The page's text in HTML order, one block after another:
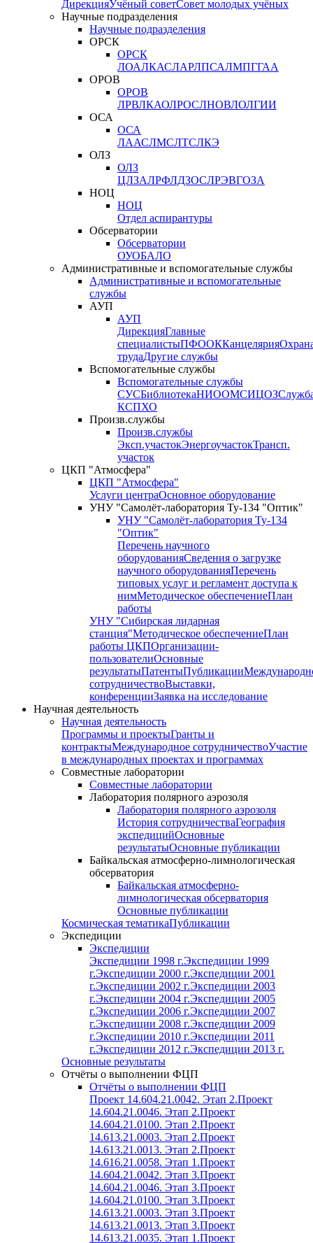
ДирекцияУчёный советСовет молодых учёных
Научные подразделения
Научные подразделения
ОРСК
ОРСК
ЛОАЛКАСЛАРЛПСАЛМПГГАА
ОРОВ
ОРОВ
ЛРВЛКАОЛРОСЛНОВЛОЛГИИ
ОСА
ОСА
ЛААСЛМСЛТСЛКЭ
ОЛЗ
ОЛЗ
ЦЛЗАЛРФЛДЗОСЛРЭВГОЗА
НОЦ
НОЦ
Отдел аспирантуры
Обсерватории
Обсерватории
ОУОБАЛО
Административные и вспомогательные службы
Административные и вспомогательные
службы
АУП
АУП
ДирекцияГлавные
специалистыПФООККанцелярия
трудаДругие службы
Вспомогательные службы
Вспомогательные службы
СУСБиблиотекаНИООМСИЦОЗ
КСПХО
Произв.службы
Произв.службы
Эксп.участокЭнергоучастокТрансп.
участок
ЦКП "Атмосфера"
ЦКП "Атмосфера"
Услуги центраОсновное оборудование
УНУ "Самолёт-лаборатория Ту-134 "Оптик"
УНУ "Самолёт-лаборатория Ту-134
"Оптик"
Перечень научного
оборудованияСведения о загрузке
научного оборудованияПеречень
типовых услуг и регламент доступа к
нимМетодическое обеспечениеПлан
работы
УНУ "Сибирская лидарная
станция"Методическое обеспечениеПлан
работы ЦКПОрганизации-
пользователиОсновные
результатыПатентыПубликации
сотрудничествоВыставки,
конференцииЗаявка на исследование
Научная деятельность
Научная деятельность
Программы и проектыГранты и
контрактыМеждународное сотрудничествоУчастие
в международных проектах и программах
Совместные лаборатории
Совместные лаборатории
Лаборатория полярного аэрозоля
Лаборатория полярного аэрозоля
История сотрудничестваГеография
экспедицийОсновные
результатыОсновные публикации
Байкальская атмосферно-лимнологическая
обсерватория
Байкальская атмосферно-
лимнологическая обсерватория
Основные публикации
Космическая тематикаПубликации
Экспедиции
Экспедиции
Экспедиции 1998 г.Экспедиции 1999
г.Экспедиции 2000 г.Экспедиции 2001
г.Экспедиции 2002 г.Экспедиции 2003
г.Экспедиции 2004 г.Экспедиции 2005
г.Экспедиции 2006 г.Экспедиции 2007
г.Экспедиции 2008 г.Экспедиции 2009
г.Экспедиции 2010 г.Экспедиции 2011
г.Экспедиции 2012 г.Экспедиции 2013 г.
Основные результаты
Отчёты о выполнении ФЦП
Отчёты о выполнении ФЦП
Проект 14.604.21.0042. Этап 2.Проект
14.604.21.0046. Этап 2.Проект
14.604.21.0100. Этап 2.Проект
14.613.21.0003. Этап 2.Проект
14.613.21.0013. Этап 2.Проект
14.616.21.0058. Этап 1.Проект
14.604.21.0042. Этап 3.Проект
14.604.21.0046. Этап 3.Проект
14.604.21.0100. Этап 3.Проект
14.613.21.0003. Этап 3.Проект
14.613.21.0013. Этап 3.Проект
14.613.21.0035. Этап 1.Проект